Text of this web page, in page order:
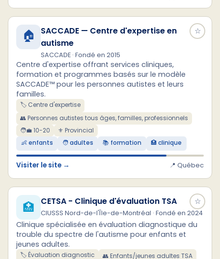
☆
🏠
SACCADE — Centre d'expertise en
autisme
SACCADE · Fondé en 2015
Centre d'expertise offrant services cliniques,
formation et programmes basés sur le modèle
SACCADE™ pour les personnes autistes et leurs
familles.
🏷️ Centre d'expertise
👥 Personnes autistes tous âges, familles, professionnels
🧑‍💼 10-20
⚜ Provincial
👶 enfants
🧑 adultes 📚 formation 🏥 clinique
Visiter le site → 📍 Québec
☆
🏥 CETSA - Clinique d'évaluation TSA
CIUSSS Nord-de-l'Île-de-Montréal · Fondé en 2024
Clinique spécialisée en évaluation diagnostique du
trouble du spectre de l'autisme pour enfants et
jeunes adultes.
🏷️ Évaluation diagnostic
👥 Enfants/jeunes adultes TSA